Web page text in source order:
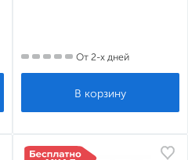
От 2-х дней